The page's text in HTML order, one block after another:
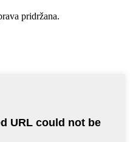
pridržana.